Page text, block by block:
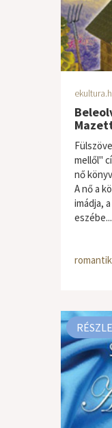
mellől"
nő
A nő a
imádja,
eszébe...